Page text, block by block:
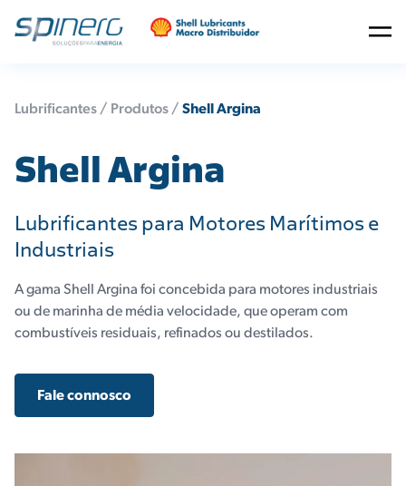
Lubrificantes / Produtos / Shell Argina
Shell Argina
Lubrificantes para Motores Marítimos e
Industriais
A gama Shell Argina foi concebida para motores industriais
ou de marinha de média velocidade, que operam com
combustíveis residuais, refinados ou destilados.
Fale connosco